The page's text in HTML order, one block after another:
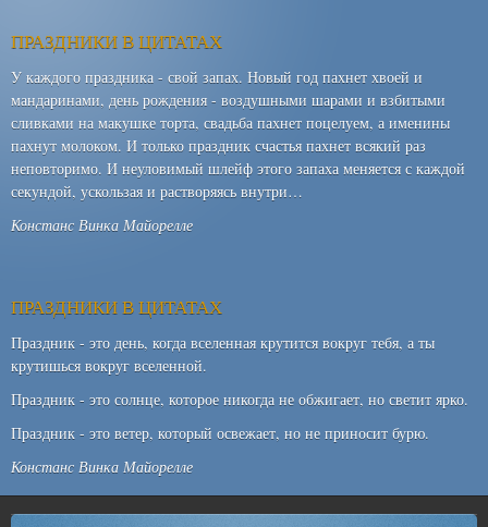
ПРАЗДНИКИ В ЦИТАТАХ
У каждого праздника - свой запах. Новый год пахнет хвоей и
мандаринами, день рождения - воздушными шарами и взбитыми
сливками на макушке торта, свадьба пахнет поцелуем, а именины
пахнут молоком. И только праздник счастья пахнет всякий раз
неповторимо. И неуловимый шлейф этого запаха меняется с каждой
секундой, ускользая и растворяясь внутри…
Констанс Винка Майорелле
ПРАЗДНИКИ В ЦИТАТАХ
Праздник - это день, когда вселенная крутится вокруг тебя, а ты
крутишься вокруг вселенной.
Праздник - это солнце, которое никогда не обжигает, но светит ярко.
Праздник - это ветер, который освежает, но не приносит бурю.
Констанс Винка Майорелле